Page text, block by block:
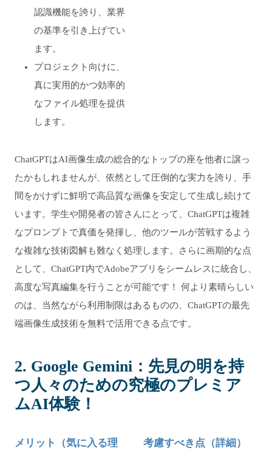
認識機能を誇り、業界
の基準を引き上げてい
ます。
プロジェクト向けに、
真に実用的かつ効率的
なファイル処理を提供
します。
ChatGPTはAI画像生成の総合的なトップの座を他者に譲っ
たかもしれませんが、依然として圧倒的な実力を誇り、手
間をかけずに鮮明で高品質な画像を安定して生成し続けて
います。学生や開発者の皆さんにとって、ChatGPTは複雑
なプロンプトで真価を発揮し、他のツールが苦戦するよう
な複雑な技術図解も難なく処理します。さらに画期的な点
として、ChatGPT内でAdobeアプリをシームレスに統合し、
高度な写真編集を行うことが可能です！ 何より素晴らしい
のは、当然ながら利用制限はあるものの、ChatGPTの最先
端画像生成技術を無料で活用できる点です。
2. Google Gemini：先見の明を持
つ人々のための究極のプレミア
ムAI体験！
メリット（気に入る理
考慮すべき点（詳細）